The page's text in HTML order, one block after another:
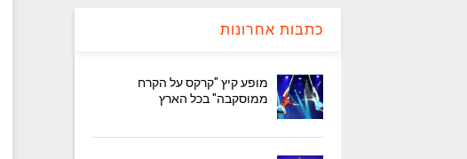
כתבות אחרונות
מופע קיץ "קרקס על הקרח
ממוסקבה" בכל הארץ